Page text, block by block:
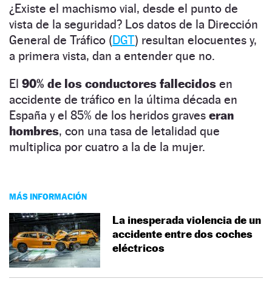
¿Existe el machismo vial, desde el punto de
vista de la seguridad? Los datos de la Dirección
General de Tráfico (DGT) resultan elocuentes y,
a primera vista, dan a entender que no.
El 90% de los conductores fallecidos en
accidente de tráfico en la última década en
España y el 85% de los heridos graves eran
hombres, con una tasa de letalidad que
multiplica por cuatro a la de la mujer.
MÁS INFORMACIÓN
La inesperada violencia de un
accidente entre dos coches
eléctricos